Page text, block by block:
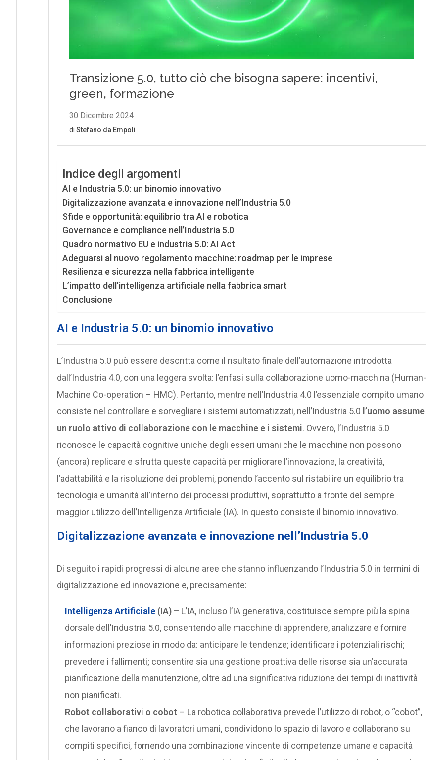
Indice degli argomenti
AI e Industria 5.0: un binomio innovativo
Digitalizzazione avanzata e innovazione nell’Industria 5.0
Sfide e opportunità: equilibrio tra AI e robotica
Governance e compliance nell’Industria 5.0
Quadro normativo EU e industria 5.0: AI Act
Adeguarsi al nuovo regolamento macchine: roadmap per le imprese
Resilienza e sicurezza nella fabbrica intelligente
L’impatto dell’intelligenza artificiale nella fabbrica smart
Conclusione
AI e Industria 5.0: un binomio innovativo
L’Industria 5.0 può essere descritta come il risultato finale dell’automazione introdotta
dall’Industria 4.0, con una leggera svolta: l’enfasi sulla collaborazione uomo-macchina (Human-
Machine Co-operation – HMC). Pertanto, mentre nell’Industria 4.0 l’essenziale compito umano
consiste nel controllare e sorvegliare i sistemi automatizzati, nell’Industria 5.0 l’uomo assume
un ruolo attivo di collaborazione con le macchine e i sistemi. Ovvero, l’Industria 5.0
riconosce le capacità cognitive uniche degli esseri umani che le macchine non possono
(ancora) replicare e sfrutta queste capacità per migliorare l’innovazione, la creatività,
l’adattabilità e la risoluzione dei problemi, ponendo l’accento sul ristabilire un equilibrio tra
tecnologia e umanità all’interno dei processi produttivi, soprattutto a fronte del sempre
maggior utilizzo dell’Intelligenza Artificiale (IA). In questo consiste il binomio innovativo.
Digitalizzazione avanzata e innovazione nell’Industria 5.0
Di seguito i rapidi progressi di alcune aree che stanno influenzando l’Industria 5.0 in termini di
digitalizzazione ed innovazione e, precisamente:
Intelligenza Artificiale(IA) – L’IA, incluso l’IA generativa, costituisce sempre più la spina
dorsale dell’Industria 5.0, consentendo alle macchine di apprendere, analizzare e fornire
informazioni preziose in modo da: anticipare le tendenze; identificare i potenziali rischi;
prevedere i fallimenti; consentire sia una gestione proattiva delle risorse sia un’accurata
pianificazione della manutenzione, oltre ad una significativa riduzione dei tempi di inattività
non pianificati.
Robot collaborativi o cobot – La robotica collaborativa prevede l’utilizzo di robot, o “cobot”,
che lavorano a fianco di lavoratori umani, condividono lo spazio di lavoro e collaborano su
compiti specifici, fornendo una combinazione vincente di competenze umane e capacità